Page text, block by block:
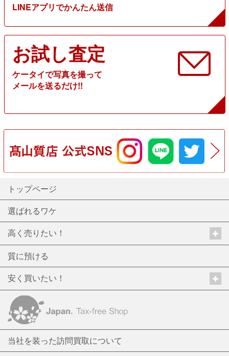
LINEアプリでかんたん送信
お試し査定
ケータイで写真を撮って
メールを送るだけ!!
トップページ
選ばれるワケ
高く売りたい！
質に預ける
安く買いたい！
当社を装った訪問買取について